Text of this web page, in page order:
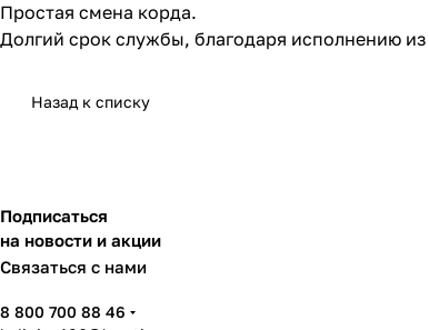
Простая смена корда.
Долгий срок службы, благодаря исполнению
Назад к списку
Подписаться
на новости и акции
Связаться с нами
8 800 700 88 46